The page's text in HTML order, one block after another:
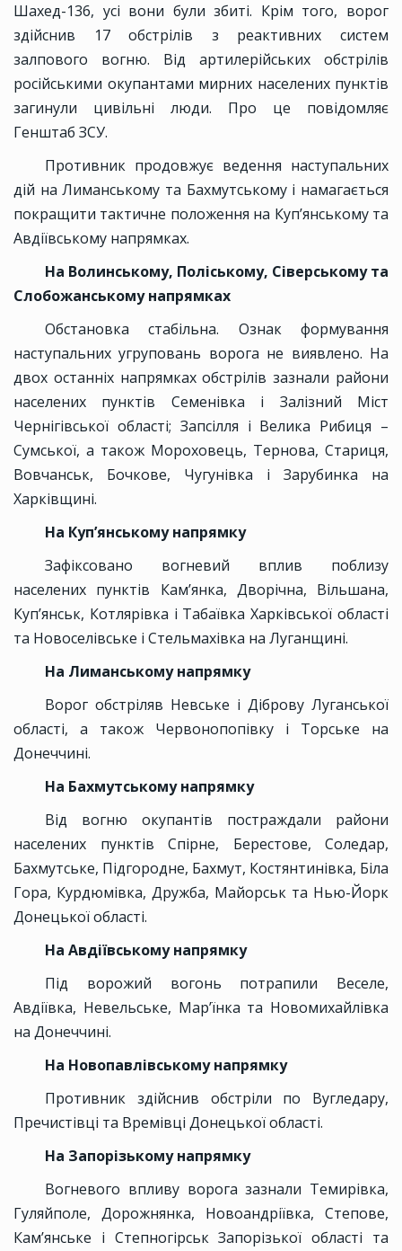
Шахед-136, усі вони були збиті. Крім того, ворог
здійснив 17 обстрілів з реактивних систем
залпового вогню. Від артилерійських обстрілів
російськими окупантами мирних населених пунктів
загинули цивільні люди. Про це повідомляє
Генштаб ЗСУ.
Противник продовжує ведення наступальних
дій на Лиманському та Бахмутському і намагається
покращити тактичне положення на Куп’янському та
Авдіївському напрямках.
На Волинському, Поліському, Сіверському та
Слобожанському напрямках
Обстановка стабільна. Ознак формування
наступальних угруповань ворога не виявлено. На
двох останніх напрямках обстрілів зазнали райони
населених пунктів Семенівка і Залізний Міст
Чернігівської області; Запсілля і Велика Рибиця –
Сумської, а також Мороховець, Тернова, Стариця,
Вовчанськ, Бочкове, Чугунівка і Зарубинка на
Харківщині.
На Куп’янському напрямку
Зафіксовано вогневий вплив поблизу
населених пунктів Кам’янка, Дворічна, Вільшана,
Куп’янськ, Котлярівка і Табаївка Харківської області
та Новоселівське і Стельмахівка на Луганщині.
На Лиманському напрямку
Ворог обстріляв Невське і Діброву Луганської
області, а також Червонопопівку і Торське на
Донеччині.
На Бахмутському напрямку
Від вогню окупантів постраждали райони
населених пунктів Спірне, Берестове, Соледар,
Бахмутське, Підгородне, Бахмут, Костянтинівка, Біла
Гора, Курдюмівка, Дружба, Майорськ та Нью-Йорк
Донецької області.
На Авдіївському напрямку
Під ворожий вогонь потрапили Веселе,
Авдіївка, Невельське, Мар’їнка та Новомихайлівка
на Донеччині.
На Новопавлівському напрямку
Противник здійснив обстріли по Вугледару,
Пречистівці та Времівці Донецької області.
На Запорізькому напрямку
Вогневого впливу ворога зазнали Темирівка,
Гуляйполе, Дорожнянка, Новоандріївка, Степове,
Кам’янське і Степногірськ Запорізької області та